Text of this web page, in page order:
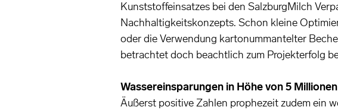
Kunststoffeinsatzes bei den SalzburgMilch
Nachhaltigkeitskonzepts. Schon kleine
oder die Verwendung kartonummantelter
betrachtet doch beachtlich zum Projekterfolg
Wassereinsparungen in Höhe von 5
Äußerst positive Zahlen prophezeit zudem ein